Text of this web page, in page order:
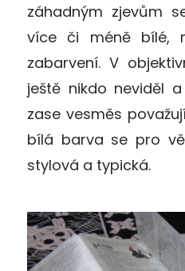
záhadným zjevům
více či méně bílé,
zabarvení. V
ještě nikdo neviděl
zase vesměs
bílá barva se pro
stylová a typická.